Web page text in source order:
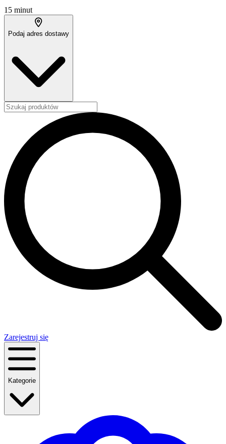
15 minut
Podaj adres dostawy
Zarejestruj się
Kategorie